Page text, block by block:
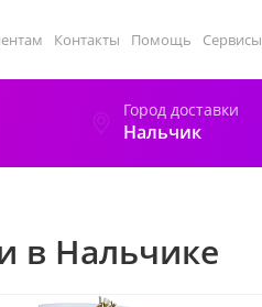
Контакты Помощь Сервисы
Город доставки
Нальчик
в Нальчике